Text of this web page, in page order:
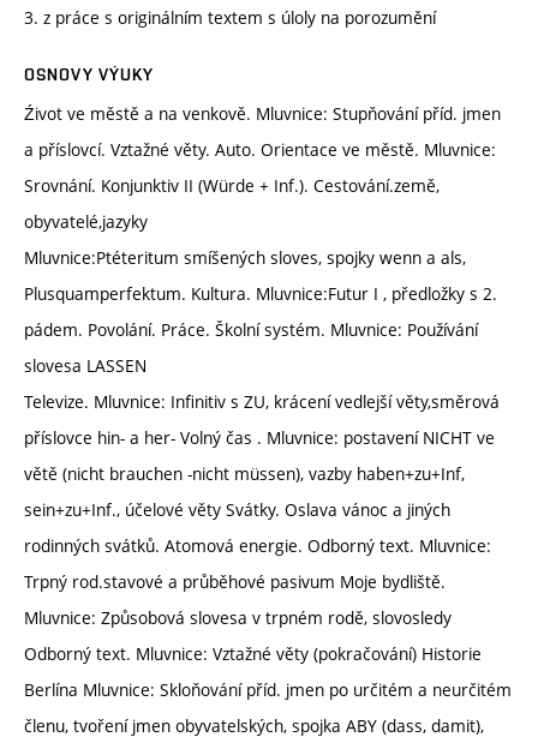
3. z práce s originálním textem s úloly na porozumění
OSNOVY VÝUKY
Źivot ve městě a na venkově. Mluvnice: Stupňování příd. jmen
a příslovcí. Vztažné věty. Auto. Orientace ve městě. Mluvnice:
Srovnání. Konjunktiv II (Würde + Inf.). Cestování.země,
obyvatelé,jazyky
Mluvnice:Ptéteritum smíšených sloves, spojky wenn a als,
Plusquamperfektum. Kultura. Mluvnice:Futur I , předložky s 2.
pádem. Povolání. Práce. Školní systém. Mluvnice: Používání
slovesa LASSEN
Televize. Mluvnice: Infinitiv s ZU, krácení vedlejší věty,směrová
příslovce hin- a her- Volný čas . Mluvnice: postavení NICHT ve
větě (nicht brauchen -nicht müssen), vazby haben+zu+Inf,
sein+zu+Inf., účelové věty Svátky. Oslava vánoc a jiných
rodinných svátků. Atomová energie. Odborný text. Mluvnice:
Trpný rod.stavové a průběhové pasivum Moje bydliště.
Mluvnice: Způsobová slovesa v trpném rodě, slovosledy
Odborný text. Mluvnice: Vztažné věty (pokračování) Historie
Berlína Mluvnice: Skloňování příd. jmen po určitém a neurčitém
členu, tvoření jmen obyvatelských, spojka ABY (dass, damit),